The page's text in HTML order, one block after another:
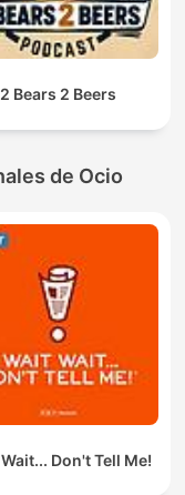
2 Bears 2 Beers
de Ocio
Don't Tell Me!